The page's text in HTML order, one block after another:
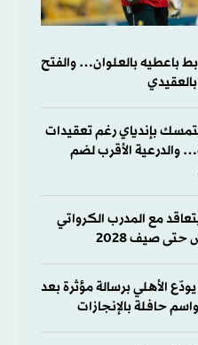
باعطيه بالعلوان… والفتح
بإندياي رغم تعقيدات
والدرعية الأقرب لضم
مع المدرب الكرواتي
صيف 2028
الأهلي برسالة مؤثرة بعد
حافلة بالإنجازات